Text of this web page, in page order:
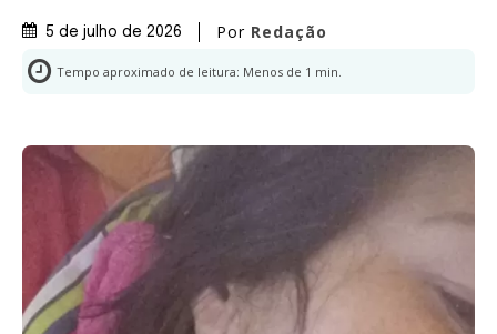
5 de julho de 2026 Por Redação
Tempo aproximado de leitura: Menos de 1 min.